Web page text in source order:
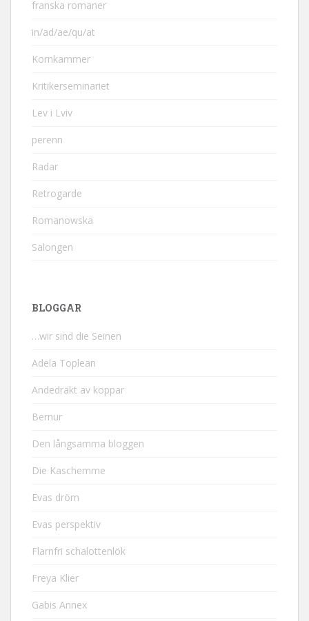
franska romaner
in/ad/ae/qu/at
Kornkammer
Kritikerseminariet
Lev i Lviv
perenn
Radar
Retrogarde
Romanowska
Salongen
BLOGGAR
…wir sind die Seinen
Adela Toplean
Andedräkt av koppar
Bernur
Den långsamma bloggen
Die Kaschemme
Evas dröm
Evas perspektiv
Flarnfri schalottenlök
Freya Klier
Gabis Annex